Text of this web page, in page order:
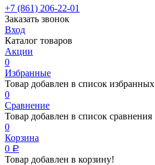
+7 (861) 206-22-01
Заказать звонок
Вход
Каталог товаров
Акции
0
Избранные
Товар добавлен в список избранных
0
Сравнение
Товар добавлен в список сравнения
0
Корзина
0 Р
Товар добавлен в корзину!